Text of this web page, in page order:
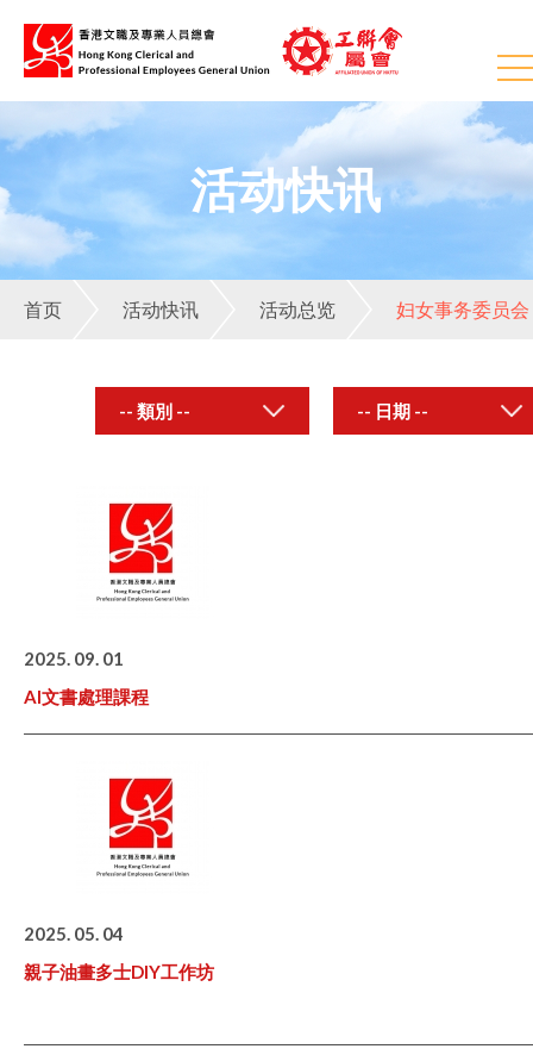
活动快讯
首页 活动快讯 活动总览 妇女事务委员会
-- 類別 --
2025. 09. 01
AI文書處理課程
2025. 05. 04
親子油畫多士DIY工作坊